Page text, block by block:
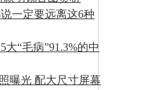
一定要远离这6种
“毛病”91.3%的中
曝光 配大尺寸屏幕